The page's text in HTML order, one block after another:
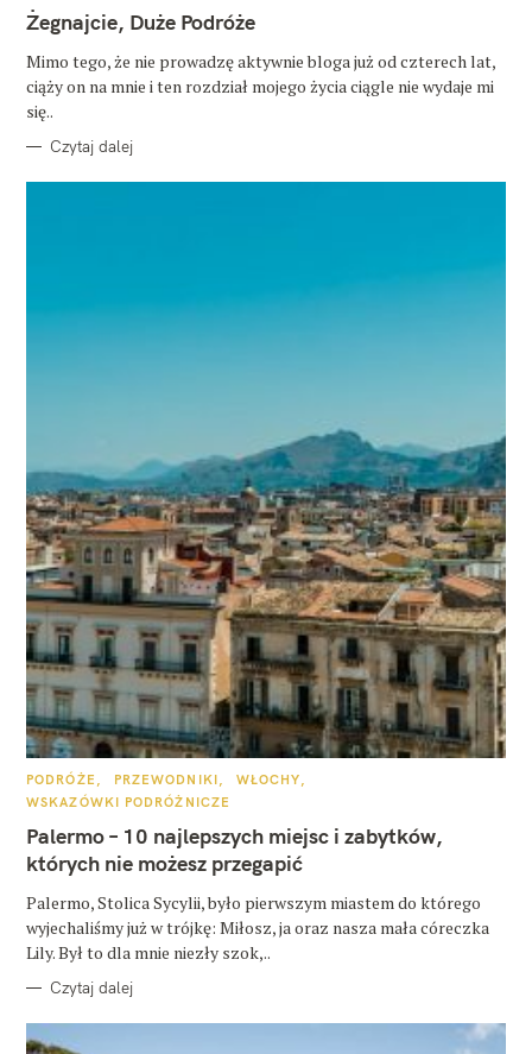
T
E
O
R
I
Żegnajcie, Duże Podróże
Mimo tego, że nie prowadzę aktywnie bloga już od czterech lat,
ciąży on na mnie i ten rozdział mojego życia ciągle nie wydaje mi
się..
Czytaj dalej
K
T
G
R
PODRÓŻE PRZEWODNIKI
WŁOCHY
WSKAZÓWKI PODRÓŻNICZE
Palermo – 10 najlepszych miejsc i zabytków,
których nie możesz przegapić
Palermo, Stolica Sycylii, było pierwszym miastem do którego
wyjechaliśmy już w trójkę: Miłosz, ja oraz nasza mała córeczka
Lily. Był to dla mnie niezły szok,..
Czytaj dalej